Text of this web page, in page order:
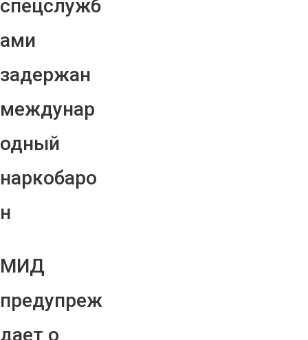
спецслужб
ами
задержан
междунар
одный
наркобаро
н
МИД
предупреж
дает о